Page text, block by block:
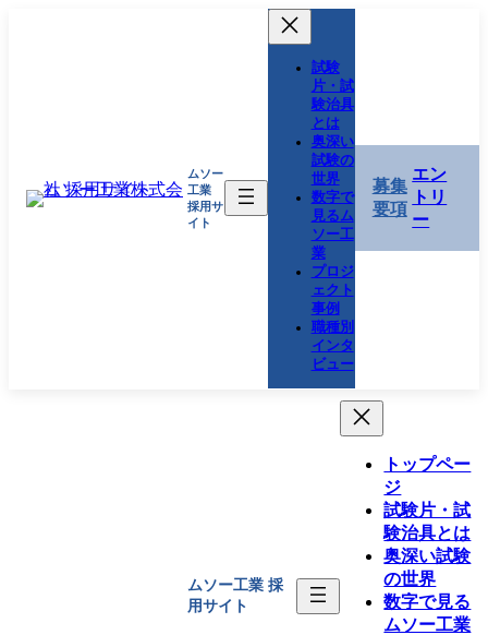
ムソー
工業
採用サ
イト
試験
片・試
験治具
とは
奥深い
試験の
世界
数字で
見るム
ソー工
業
プロジ
ェクト
事例
職種別
インタ
ビュー
募集
要項
エン
トリ
ー
ムソー工業 採
用サイト
トップペー
ジ
試験片・試
験治具とは
奥深い試験
の世界
数字で見る
ムソー工業